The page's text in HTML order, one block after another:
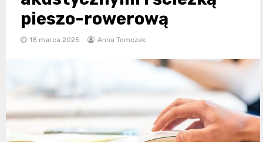
pieszo-rowerową
18 marca 2025 Anna Tomczak